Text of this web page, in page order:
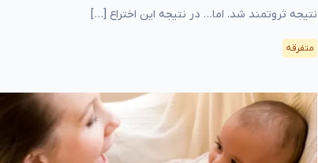
نتیجه ثروتمند شد. اما… در نتیجه این اختراع […]
متفرقه